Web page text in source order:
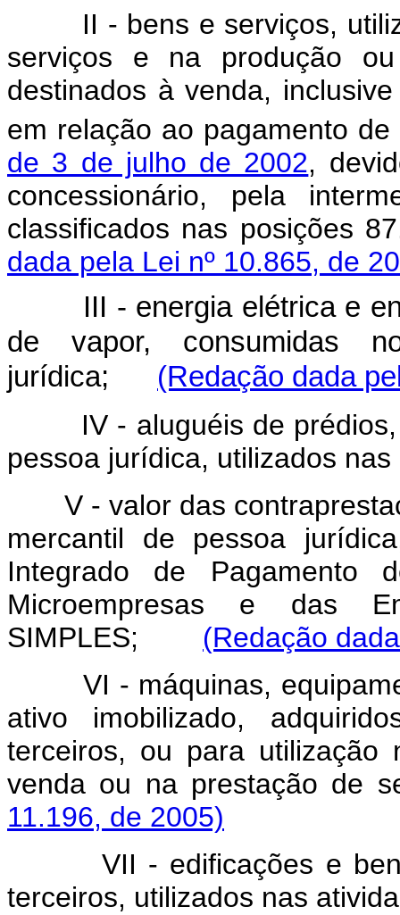
II - bens e serviços,
serviços e na produção
destinados à venda,
em relação ao pagamento
de 3 de julho de 2002,
concessionário, pela
classificados nas posições
dada pela Lei nº 10.865, de
III - energia elétrica e
de vapor, consumidas
jurídica; (Redação dada
IV - aluguéis de prédios,
pessoa jurídica, utilizados
V - valor das
mercantil de pessoa
Integrado de Pagamento
Microempresas e das
SIMPLES; (Redação
VI - máquinas,
ativo imobilizado,
terceiros, ou para
venda ou na prestação de
11.196, de 2005)
VII - edificações e
terceiros, utilizados nas